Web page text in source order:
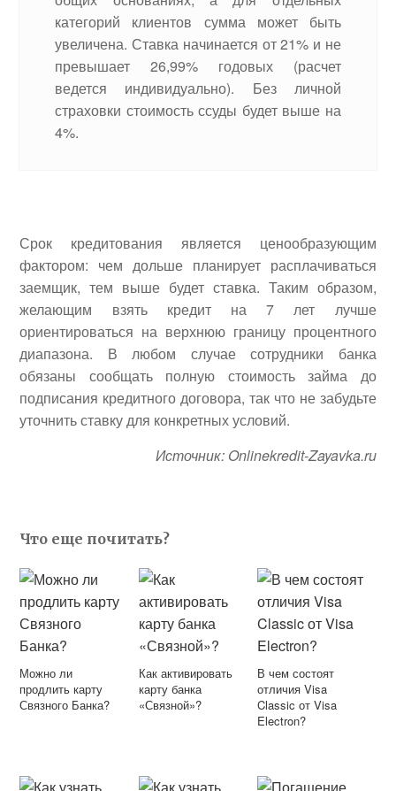
категорий клиентов сумма может быть
увеличена. Ставка начинается от 21% и не
превышает 26,99% годовых (расчет
ведется индивидуально). Без личной
страховки стоимость ссуды будет выше на
4%.
Срок кредитования является ценообразующим
фактором: чем дольше планирует расплачиваться
заемщик, тем выше будет ставка. Таким образом,
желающим взять кредит на 7 лет лучше
ориентироваться на верхнюю границу процентного
диапазона. В любом случае сотрудники банка
обязаны сообщать полную стоимость займа до
подписания кредитного договора, так что не забудьте
уточнить ставку для конкретных условий.
Источник: Onlinekredit-Zayavka.ru
Что еще почитать?
Можно ли
продлить карту
Связного Банка?
Как активировать
карту банка
«Связной»?
В чем состоят
отличия Visa
Classic от Visa
Electron?